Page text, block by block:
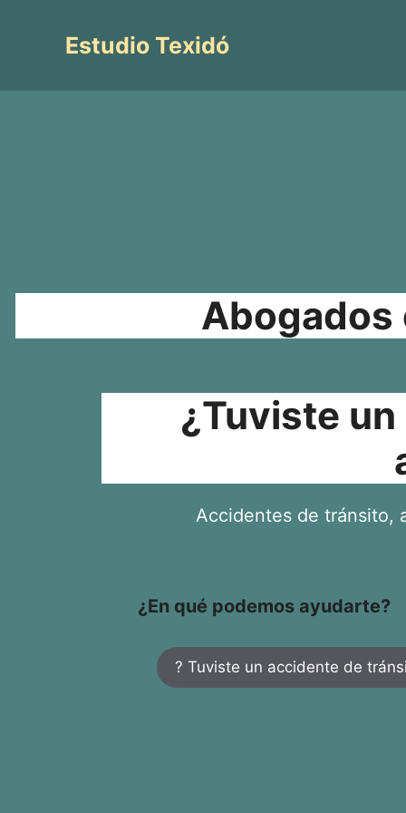
contenidoEstudio Texidó
Abogados
¿Tuviste
Accidentes de tránsito,
¿En qué podemos ayudarte?
? Tuviste un accidente de